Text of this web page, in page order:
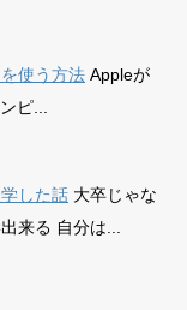
使う方法 Appleが
ピ...
した話 大卒じゃな
来る 自分は...